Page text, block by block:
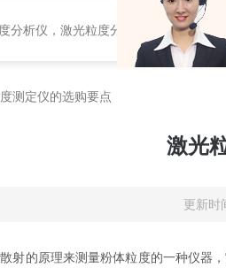
度分布仪；全自动激光粒度分布仪，粉体综合特性测试仪
测定仪的选购要点
激光
更新
射的原理来测量粉体粒度的一种仪器